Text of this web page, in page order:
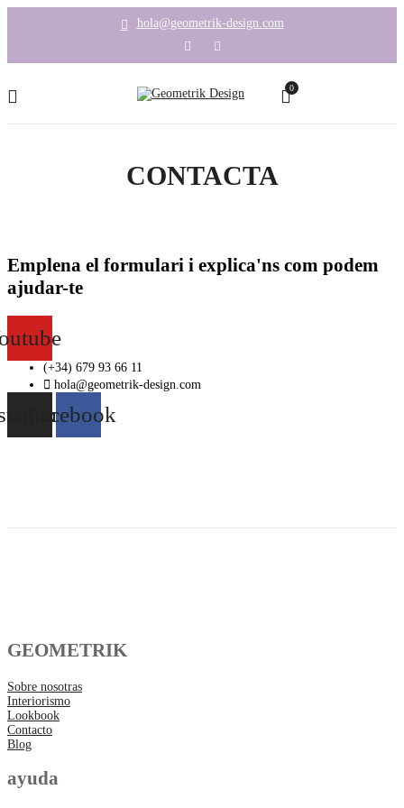
hola@geometrik-design.com
0
CONTACTA
Emplena el formulari i explica'ns com podem
ajudar-te
(+34) 679 93 66 11
hola@geometrik-design.com
Facebook
GEOMETRIK
Sobre nosotras
Interiorismo
Lookbook
Contacto
Blog
ayuda